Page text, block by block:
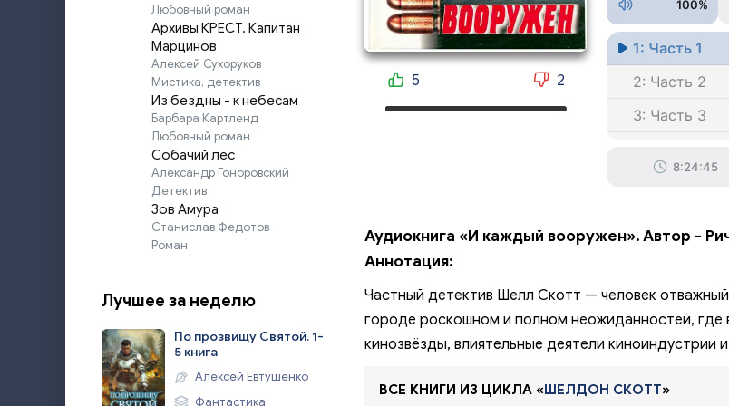
Любовный роман
Архивы КРЕСТ. Капитан
Марцинов
Алексей Сухоруков
Мистика, детектив
Из бездны - к небесам
Барбара Картленд
Любовный роман
Собачий лес
Александр Гоноровский
Детектив
Зов Амура
Станислав Федотов
Роман
Лучшее за неделю
По прозвищу Святой. 1-
5 книга
Алексей Евтушенко
Фантастика
5 2
100%
1: Часть 1
2: Часть 2
3: Часть 3
8:24:45
Аудиокнига «И каждый вооружен». Автор -
Аннотация:
Частный детектив Шелл Скотт — человек
городе роскошном и полном неожиданностей,
кинозвёзды, влиятельные деятели киноиндустрии
ВСЕ КНИГИ ИЗ ЦИКЛА «ШЕЛДОН СКОТТ»